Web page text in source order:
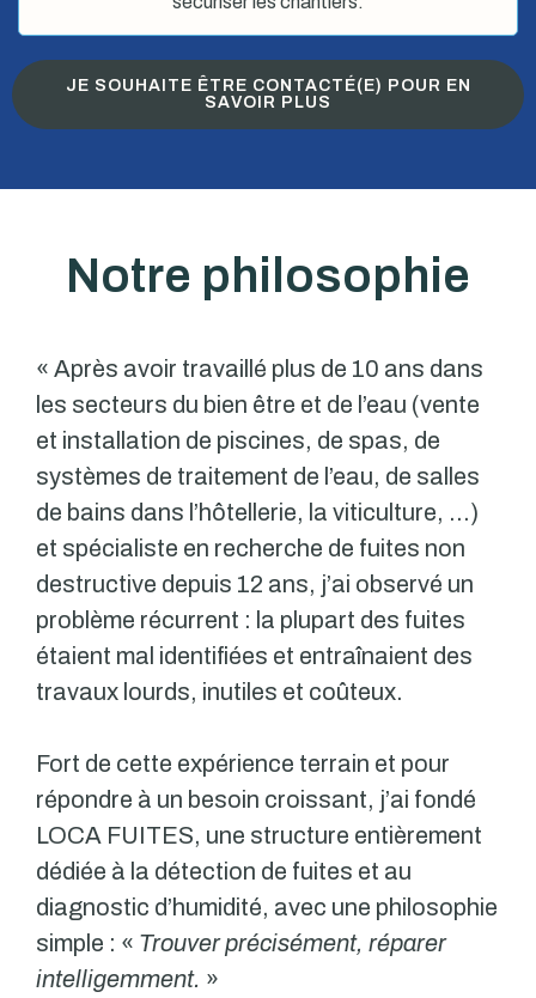
JE SOUHAITE ÊTRE CONTACTÉ(E) POUR EN
SAVOIR PLUS
Notre philosophie
« Après avoir travaillé plus de 10 ans dans
les secteurs du bien être et de l’eau (vente
et installation de piscines, de spas, de
systèmes de traitement de l’eau, de salles
de bains dans l’hôtellerie, la viticulture, …)
et spécialiste en recherche de fuites non
destructive depuis 12 ans, j’ai observé un
problème récurrent : la plupart des fuites
étaient mal identifiées et entraînaient des
travaux lourds, inutiles et coûteux.
Fort de cette expérience terrain et pour
répondre à un besoin croissant, j’ai fondé
LOCA FUITES, une structure entièrement
dédiée à la détection de fuites et au
diagnostic d’humidité, avec une philosophie
simple : « Trouver précisément, réparer
intelligemment. »